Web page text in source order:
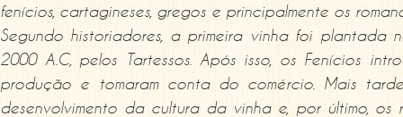
fenícios, cartagineses, gregos e principalmente os
Segundo historiadores, a primeira vinha foi plantada
2000 A.C, pelos Tartessos. Após isso, os Fenícios
produção e tomaram conta do comércio. Mais
desenvolvimento da cultura da vinha e, por último, os